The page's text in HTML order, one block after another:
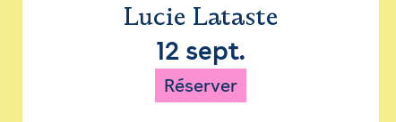
Lucie Lataste
12 sept.
Réserver